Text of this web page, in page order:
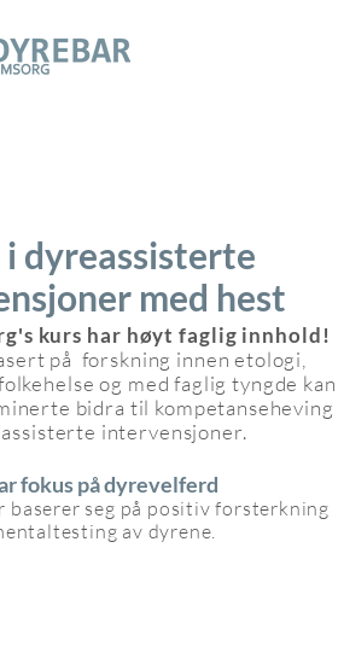
i dyreassisterte
med hest
kurs har høyt faglig innhold!
på forskning innen etologi,
og med faglig tyngde kan
bidra til kompetanseheving
intervensjoner.
fokus på dyrevelferd
baserer seg på positiv forsterkning
av dyrene.